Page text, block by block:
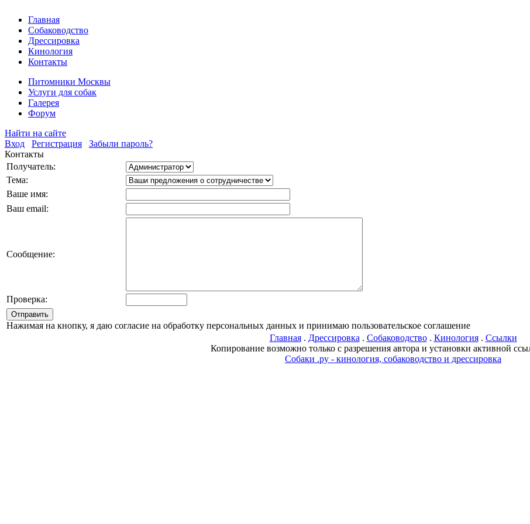
Главная
Собаководство
Дрессировка
Кинология
Контакты
Питомники Москвы
Услуги для собак
Галерея
Форум
Найти на сайте
Вход
Регистрация
Забыли пароль?
Контакты
Получатель:
Тема:
Ваше имя:
Ваш email:
Cообщение:
Проверка:
Нажимая на кнопку, я даю согласие на обработку персональных данных и принимаю пользовательское соглашение
Главная. Дрессировка . Собаководство. Кинология. Ссылки
Копирование возможно только с разрешения автора и установки активной
Собаки .ру - кинология, собаководство и дрессировка